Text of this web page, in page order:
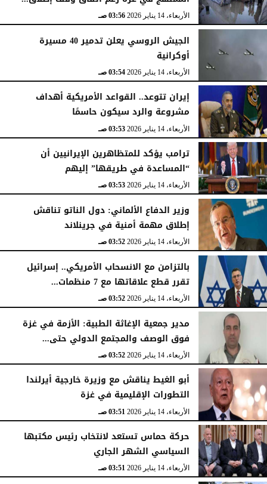
الأربعاء، 14 يناير 2026 03:56 صـ
الجيش الروسي يعلن تدمير 40 مسيرة
أوكرانية
الأربعاء، 14 يناير 2026 03:54 صـ
إيران تتوعد.. القواعد الأمريكية أهداف
مشروعة والرد سيكون حاسمًا
الأربعاء، 14 يناير 2026 03:53 صـ
ترامب يؤكد للمتظاهرين الإيرانيين أن
“المساعدة في طريقها” إليهم
الأربعاء، 14 يناير 2026 03:53 صـ
وزير الدفاع الألماني: دول الناتو تناقش
إطلاق مهمة أمنية في جرينلاند
الأربعاء، 14 يناير 2026 03:52 صـ
بالتزامن مع الانسحاب الأمريكي.. إسرائيل
تقرر قطع علاقاتها مع 7 منظمات...
الأربعاء، 14 يناير 2026 03:52 صـ
مدير جمعية الإغاثة الطبية: الأزمة في غزة
فوق الوصف والمجتمع الدولي حتى...
الأربعاء، 14 يناير 2026 03:52 صـ
أبو الغيط يناقش مع وزيرة خارجية أيرلندا
التطورات الإقليمية في غزة
الأربعاء، 14 يناير 2026 03:51 صـ
حركة حماس تستعد لانتخاب رئيس مكتبها
السياسي الشهر الجاري
الأربعاء، 14 يناير 2026 03:51 صـ